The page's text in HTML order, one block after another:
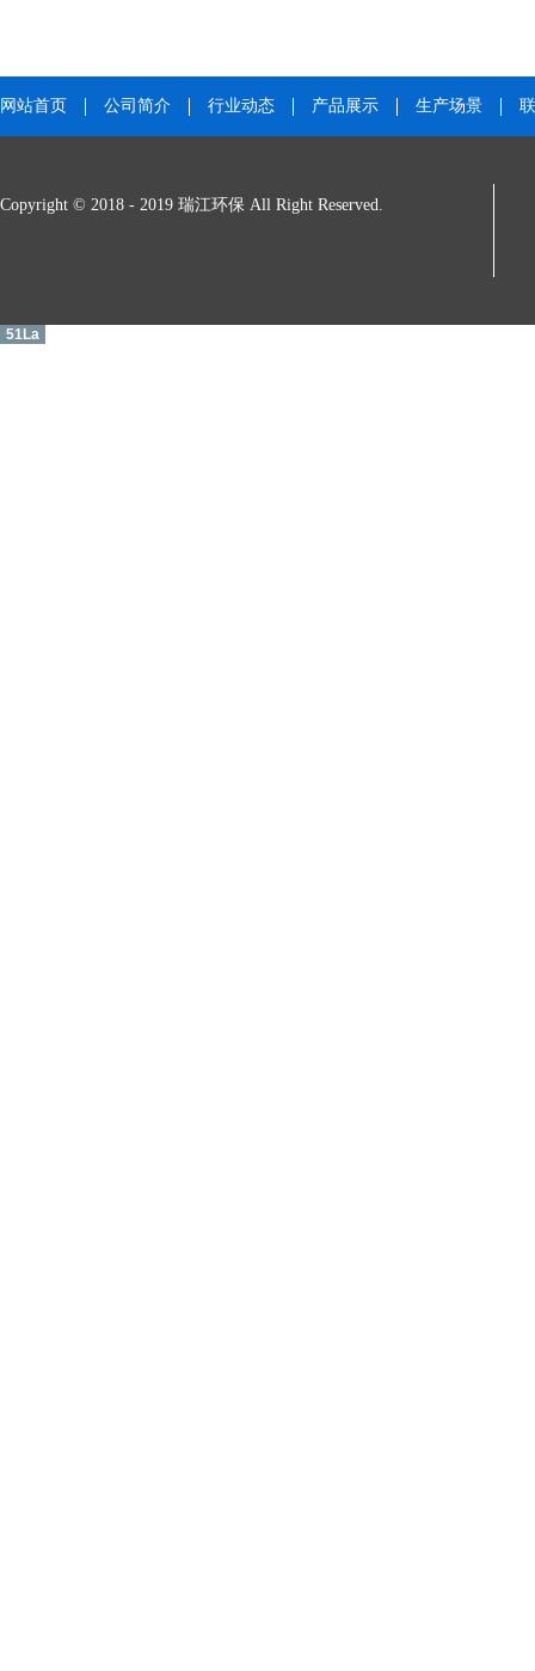
网站首页 公司简介 行业动态 产品展示 生产场景
Copyright © 2018 - 2019 瑞江环保 All Right Reserved.
51La